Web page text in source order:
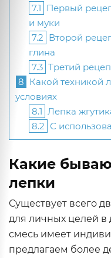
7.1 Первый
и муки
7.2 Второй
глина
7.3 Третий
8 Какой техникой
условиях
8.1 Лепка
8.2 С
Какие
лепки
Существует всего
для личных целей в
смесь имеет
предлагаем более